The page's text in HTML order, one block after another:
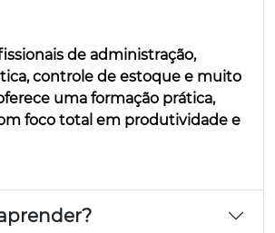
de administração,
controle de estoque e muito
uma formação prática,
foco total em produtividade e